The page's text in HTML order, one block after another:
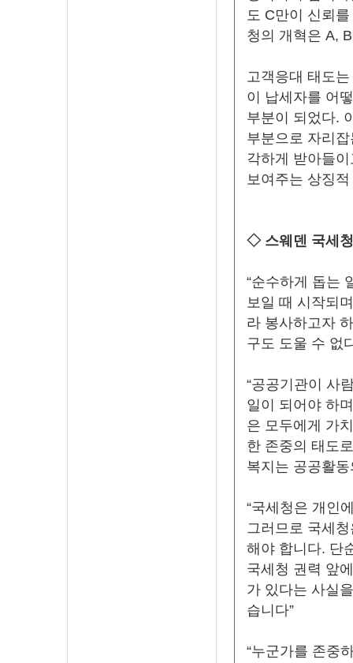
도 C만이 신뢰
청의 개혁은 A,
고객응대 태도
이 납세자를 어
부분이 되었다.
부분으로 자리
각하게 받아들
보여주는 상징
◇ 스웨덴 국세
“순수하게 돕는
보일 때 시작되
라 봉사하고자
구도 도울 수 없
“공공기관이 사
일이 되어야 하
은 모두에게 가
한 존중의 태도
복지는 공공활
“국세청은 개인
그러므로 국세
해야 합니다. 단
국세청 권력 앞
가 있다는 사실
습니다”
“누군가를 존중